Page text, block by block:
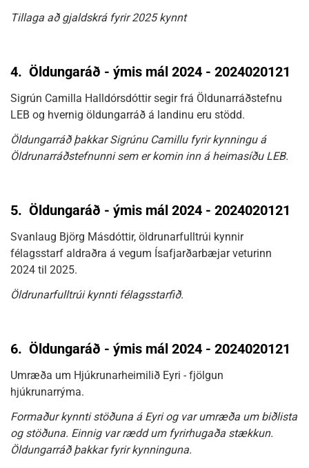
Tillaga að gjaldskrá fyrir 2025 kynnt
4. Öldungaráð - ýmis mál 2024 - 2024020121
Sigrún Camilla Halldórsdóttir segir frá Öldunarráðstefnu
LEB og hvernig öldungarráð á landinu eru stödd.
Öldungarráð þakkar Sigrúnu Camillu fyrir kynningu á
Öldrunarráðstefnunni sem er komin inn á heimasíðu LEB.
5. Öldungaráð - ýmis mál 2024 - 2024020121
Svanlaug Björg Másdóttir, öldrunarfulltrúi kynnir
félagsstarf aldraðra á vegum Ísafjarðarbæjar veturinn
2024 til 2025.
Öldrunarfulltrúi kynnti félagsstarfið.
6. Öldungaráð - ýmis mál 2024 - 2024020121
Umræða um Hjúkrunarheimilið Eyri - fjölgun
hjúkrunarrýma.
Formaður kynnti stöðuna á Eyri og var umræða um biðlista
og stöðuna. Einnig var rædd um fyrirhugaða stækkun.
Öldungarráð þakkar fyrir kynninguna.